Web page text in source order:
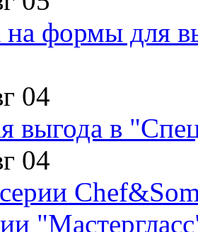
формы для
04
выгода в
04